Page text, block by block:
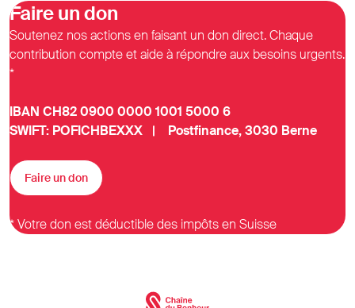
Faire un don
Soutenez nos actions en faisant un don direct. Chaque
contribution compte et aide à répondre aux besoins urgents.
*
IBAN CH82 0900 0000 1001 5000 6
SWIFT: POFICHBEXXX | Postfinance, 3030 Berne
Faire un don
* Votre don est déductible des impôts en Suisse